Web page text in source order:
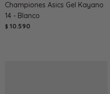
Championes Asics Gel Kayano
14 - Blanco
$ 10.590